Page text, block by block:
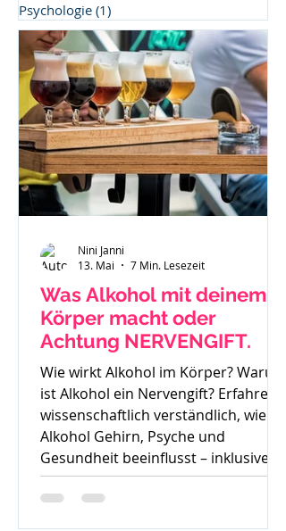
Psychologie (1)
Was Alkohol mit deinem
Körper macht oder
Achtung NERVENGIFT.
Wie wirkt Alkohol im Körper? Warum
ist Alkohol ein Nervengift? Erfahre
wissenschaftlich verständlich, wie
Alkohol Gehirn, Psyche und
Gesundheit beeinflusst – inklusive
Sucht, Craving und Trinkertypen
nach Jellinek.
Nini Janni
13. Mai
7 Min. Lesezeit